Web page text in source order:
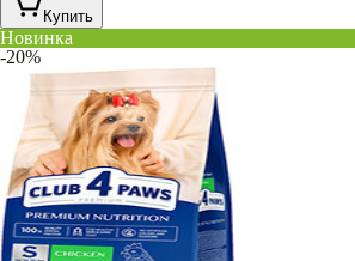
Купить
Новинка
-20%